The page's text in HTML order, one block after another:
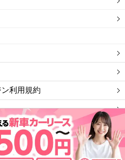
利用規約
カー」を運営する会社です。